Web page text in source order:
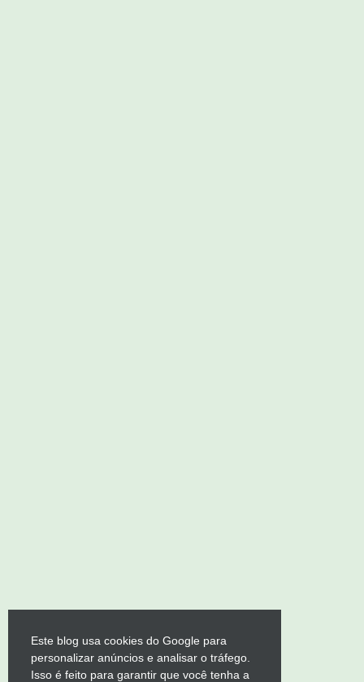
Este blog usa cookies do Google para
personalizar anúncios e analisar o tráfego.
Isso é feito para garantir que você tenha a